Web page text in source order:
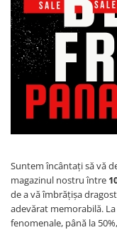
Coliere
Brelocuri Personalizate
Semn de carte
Card metalic
Cadouri Copii
Cadouri pentru
Cadouri Paste
Halloween
Portfard Personalizat
Suntem încântați să vă
magazinul nostru între
de a vă îmbrățișa
adevărat memorabilă.
fenomenale, până la